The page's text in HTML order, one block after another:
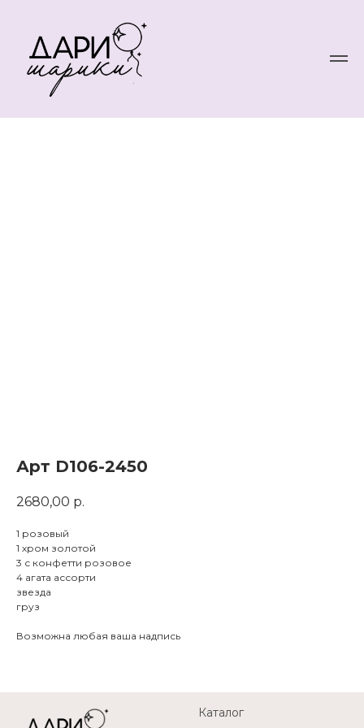
Арт D106-2450
2680,00 р.
1 розовый
1 хром золотой
3 с конфетти розовое
4 агата ассорти
звезда
груз
Возможна любая ваша надпись
Каталог